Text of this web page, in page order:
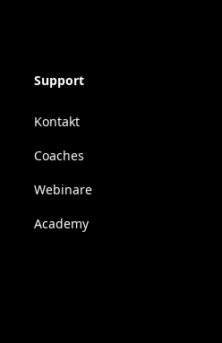
Support
Kontakt
Coaches
Webinare
Academy